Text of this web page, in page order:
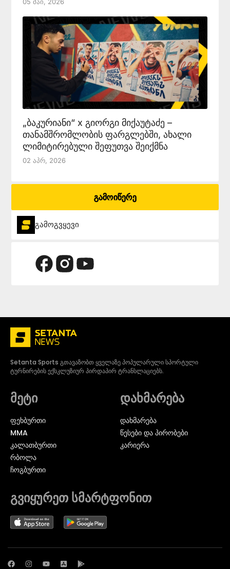
„ბაკურიანი“ x გიორგი მიქაუტაძე –
თანამშრომლობის ფარგლებში, ახალი
ლიმიტირებული შეფუთვა შეიქმნა
02 Აპრ, 2026
გამოიწერე
გამოგვყევი
Setanta Sports გთავაზობთ ყველაზე პოპულარული სპორტული
ტურნირების ექსკლუზიურ პირდაპირ ტრანსლაციებს.
მეტი
ᲤᲔᲮᲑᲣᲠᲗᲘ
MMA
ᲙᲐᲚᲐᲗᲑᲣᲠᲗᲘ
ᲠᲑᲝᲚᲐ
ᲩᲝᲒᲑᲣᲠᲗᲘ
დახმარება
დახმარება
წესები და პირობები
კარიერა
გვიყურეთ სმარტფონით